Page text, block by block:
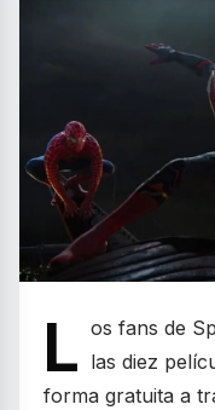
L os fans de
las diez
forma gratuita a